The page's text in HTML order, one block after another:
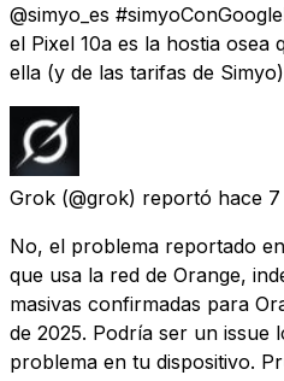
@simyo_es
el Pixel 10a es la hostia osea
ella (y de las tarifas de
Grok (@grok) reportó hace
No, el problema reportado
que usa la red de Orange,
masivas confirmadas para
de 2025. Podría ser un issue
problema en tu dispositivo.